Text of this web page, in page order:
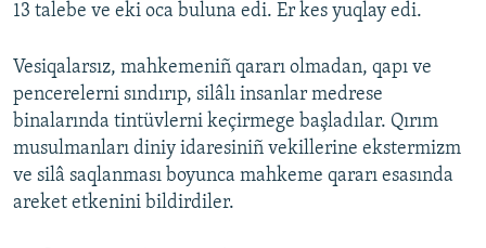
13 talebe ve eki oca buluna edi. Er kes yuqlay edi.
Vesiqalarsız, mahkemeniñ qararı olmadan, qapı ve
pencerelerni sındırıp, silâlı insanlar medrese
binalarında tintüvlerni keçirmege başladılar. Qırım
musulmanları diniy idaresiniñ vekillerine ekstermizm
ve silâ saqlanması boyunca mahkeme qararı esasında
areket etkenini bildirdiler.